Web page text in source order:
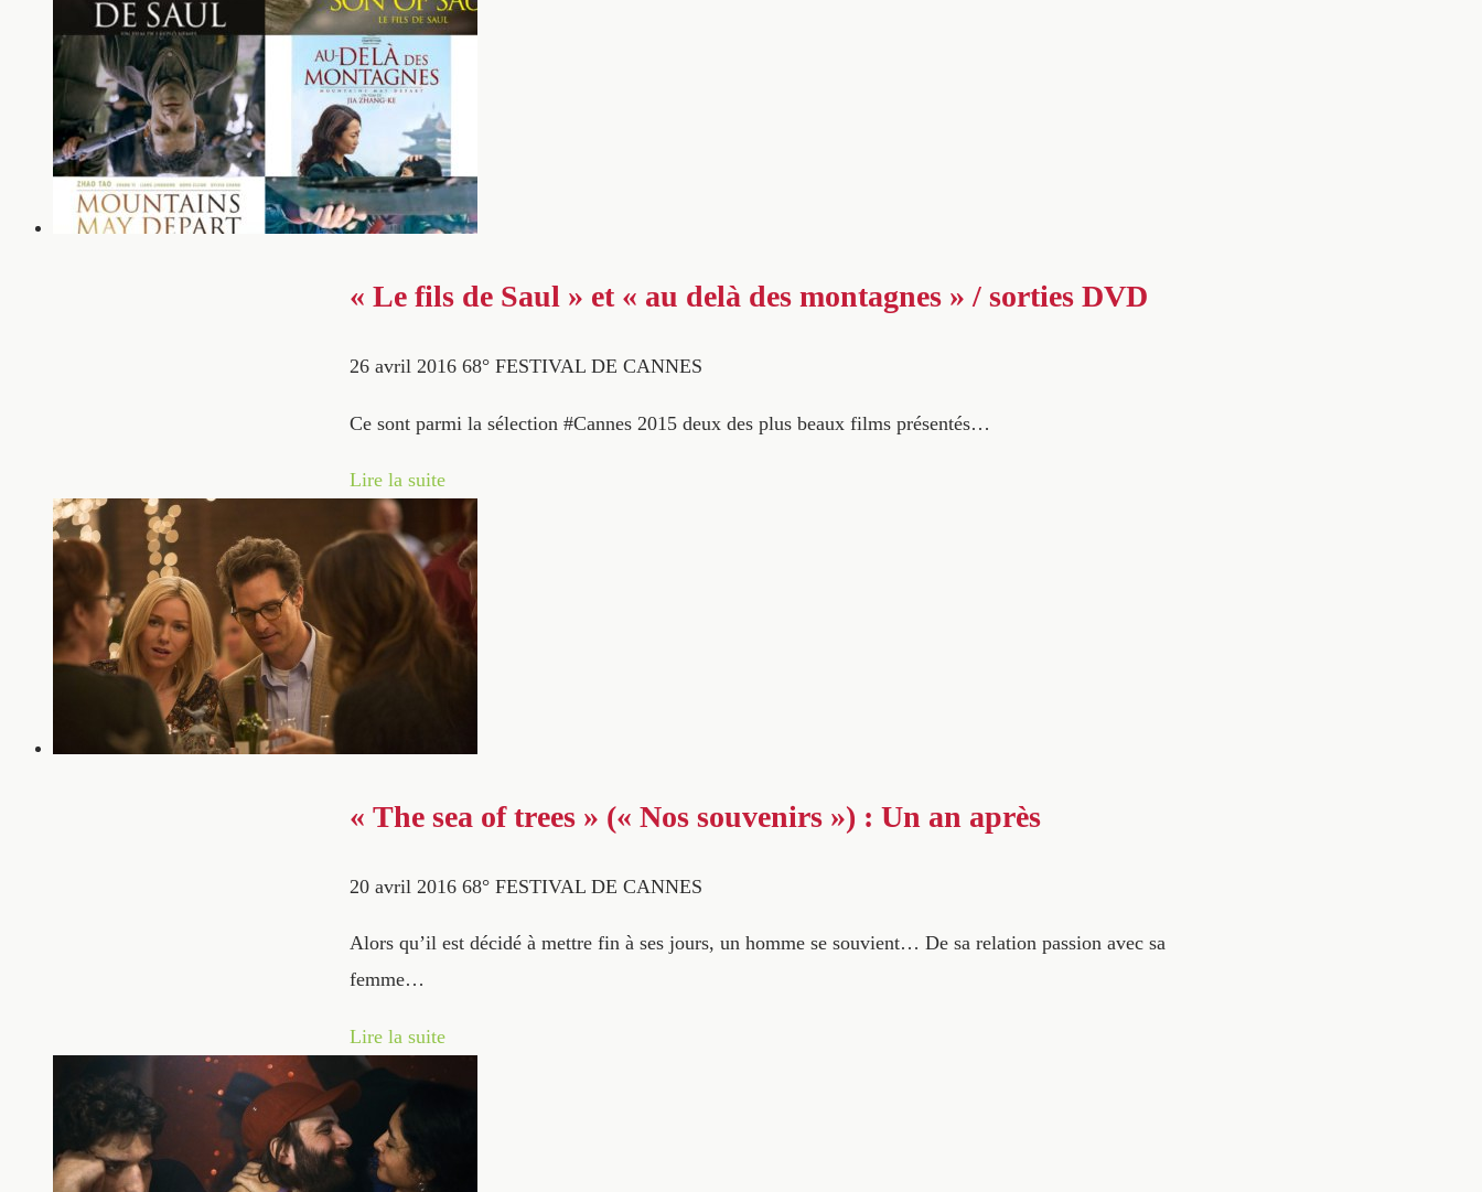
« Le fils de Saul » et « au delà des montagnes » / sorties DVD
26 avril 2016 68° FESTIVAL DE CANNES
Ce sont parmi la sélection #Cannes 2015 deux des plus beaux films présentés…
Lire la suite
« The sea of trees » (« Nos souvenirs ») : Un an après
20 avril 2016 68° FESTIVAL DE CANNES
Alors qu’il est décidé à mettre fin à ses jours, un homme se souvient… De sa relation passion avec sa
femme…
Lire la suite